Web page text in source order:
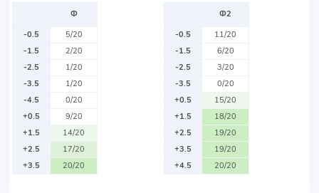
Ф
-0.5
5/20
-1.5
2/20
-2.5
1/20
-3.5
1/20
-4.5
0/20
+0.5
9/20
+1.5
14/20
+2.5
17/20
+3.5
20/20
Ф2
-0.5
11/20
-1.5
6/20
-2.5
3/20
-3.5
0/20
+0.5
15/20
+1.5
18/20
+2.5
19/20
+3.5
19/20
+4.5
20/20